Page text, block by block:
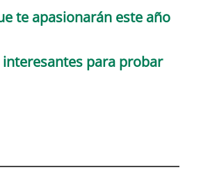
te apasionarán este año
para probar